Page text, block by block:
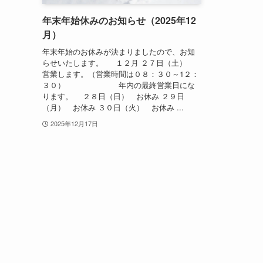
年末年始休みのお知らせ（2025年12
月）
年末年始のお休みが決まりましたので、お知
らせいたします。 １２月 ２７日（土）
営業します。（営業時間は０８：３０～1２：
３０） 年内の最終営業日にな
ります。 ２８日（日） お休み ２９日
（月） お休み ３０日（火） お休み ...
2025年12月17日